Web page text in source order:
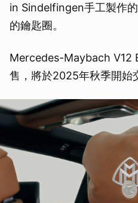
in Sindelfingen手工製作
的鑰匙圈。
Mercedes-Maybach V12
售，將於2025年秋季開始